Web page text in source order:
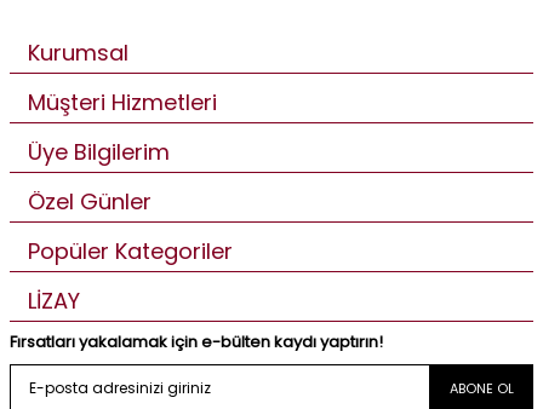
Kurumsal
Müşteri Hizmetleri
Üye Bilgilerim
Özel Günler
Popüler Kategoriler
LİZAY
Fırsatları yakalamak için e-bülten kaydı yaptırın!
ABONE OL